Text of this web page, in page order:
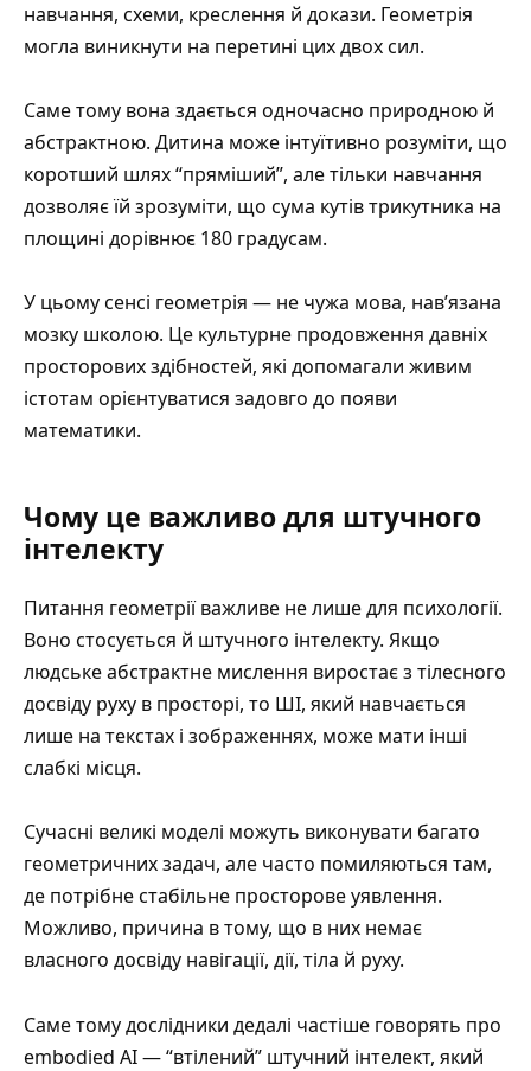
навчання, схеми, креслення й докази. Геометрія
могла виникнути на перетині цих двох сил.
Саме тому вона здається одночасно природною й
абстрактною. Дитина може інтуїтивно розуміти, що
коротший шлях “пряміший”, але тільки навчання
дозволяє їй зрозуміти, що сума кутів трикутника на
площині дорівнює 180 градусам.
У цьому сенсі геометрія — не чужа мова, нав’язана
мозку школою. Це культурне продовження давніх
просторових здібностей, які допомагали живим
істотам орієнтуватися задовго до появи
математики.
Чому це важливо для штучного
інтелекту
Питання геометрії важливе не лише для психології.
Воно стосується й штучного інтелекту. Якщо
людське абстрактне мислення виростає з тілесного
досвіду руху в просторі, то ШІ, який навчається
лише на текстах і зображеннях, може мати інші
слабкі місця.
Сучасні великі моделі можуть виконувати багато
геометричних задач, але часто помиляються там,
де потрібне стабільне просторове уявлення.
Можливо, причина в тому, що в них немає
власного досвіду навігації, дії, тіла й руху.
Саме тому дослідники дедалі частіше говорять про
embodied AI — “втілений” штучний інтелект, який